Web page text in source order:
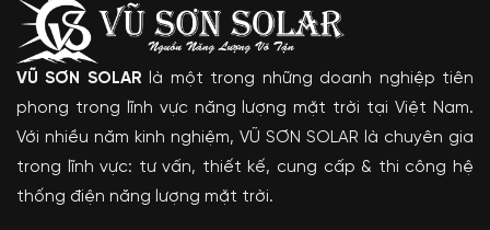
VŨ SƠN SOLAR là một trong những doanh nghiệp tiên
phong trong lĩnh vực năng lượng mặt trời tại Việt Nam.
Với nhiều năm kinh nghiệm, VŨ SƠN SOLAR là chuyên gia
trong lĩnh vực: tư vấn, thiết kế, cung cấp & thi công hệ
thống điện năng lượng mặt trời.